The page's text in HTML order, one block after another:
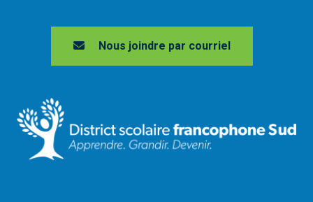
Nous joindre par courriel